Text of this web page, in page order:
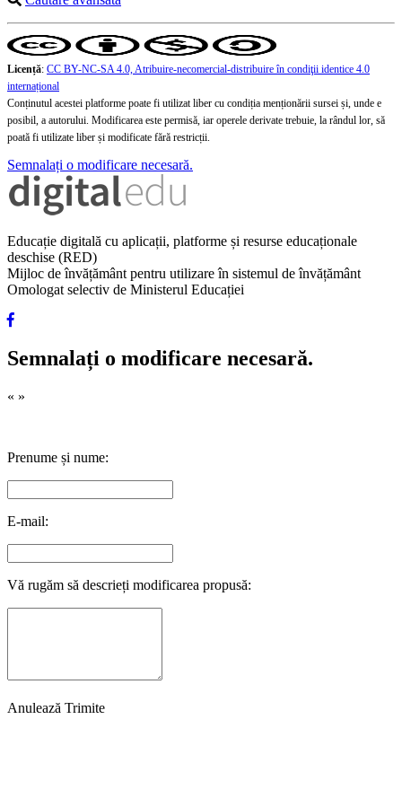
Licență: CC BY-NC-SA 4.0, Atribuire-necomercial-distribuire în condiţii identice 4.0
internațional
Conținutul acestei platforme poate fi utilizat liber cu condiția menționării sursei și, unde e
posibil, a autorului. Modificarea este permisă, iar operele derivate trebuie, la rândul lor, să
poată fi utilizate liber și modificate fără restricții.
Semnalați o modificare necesară.
Educație digitală cu aplicații, platforme și resurse educaționale
deschise (RED)
Mijloc de învățământ pentru utilizare în sistemul de învățământ
Omologat selectiv de Ministerul Educației
Semnalați o modificare necesară.
« »
Prenume și nume:
E-mail:
Vă rugăm să descrieți modificarea propusă:
Anulează Trimite